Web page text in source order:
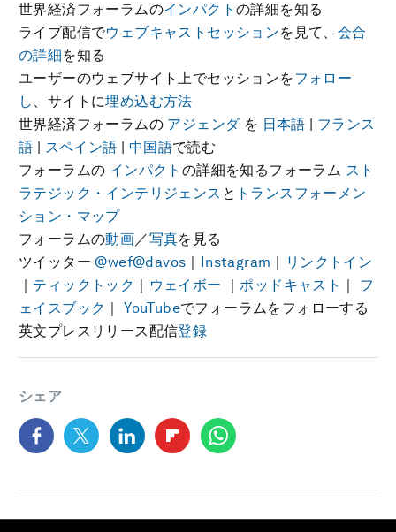
世界経済フォーラムのインパクト の詳細を知る
ライブ配信でウェブキャストセッションを見て、 会合
の詳細を知る
ユーザーのウェブサイト上でセッションをフォロー
し 、サイトに埋め込む方法
世界経済フォーラムの アジェンダを 日本語 | フランス
語 | スペイン語 | 中国語で読む
フォーラムの インパクト の詳細を知るフォーラム スト
ラテジック・インテリジェンス と トランスフォーメン
ション・マップ
フォーラムの動画／写真を見る
ツイッター@wef@davos ｜ Instagram ｜ リンクトイン
｜ ティックトック ｜ ウェイボー ｜ポッドキャスト ｜ フ
ェイスブック ｜YouTubeでフォーラムをフォローする
英文プレスリリース配信登録
シェア